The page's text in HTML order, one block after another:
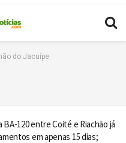
do Jacuípe
BA-120 entre Coité e Riachão já
em apenas 15 dias;